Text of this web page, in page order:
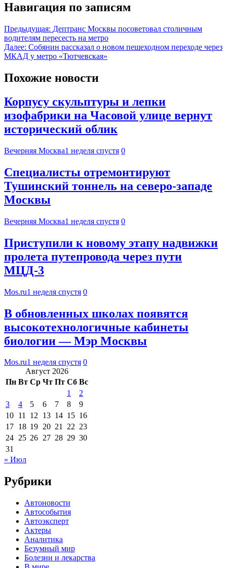
Навигация по записям
Предыдущая: Дептранс Москвы посоветовал столичным
водителям пересесть на метро
Далее: Собянин рассказал о новом пешеходном переходе через
МКАД у метро «Тютчевская»
Похожие новости
Корпусу скульптуры и лепки
изофабрики на Часовой улице вернут
исторический облик
Вечерняя Москва1 неделя спустя 0
Специалисты отремонтируют
Тушинский тоннель на северо-западе
Москвы
Вечерняя Москва1 неделя спустя 0
Приступили к новому этапу надвижки
пролета путепровода через пути
МЦД-3
Mos.ru1 неделя спустя 0
В обновленных школах появятся
высокотехнологичные кабинеты
биологии — Мэр Москвы
Mos.ru1 неделя спустя 0
Август 2026
Пн Вт Ср Чт Пт Сб Вс
1
2
3
4 5 6 7 8
9
10 11 12 13 14 15 16
17 18 19 20 21 22 23
24 25 26 27 28 29 30
31
« Июл
Рубрики
Автоновости
Автособытия
Автоэксперт
Актеры
Аналитика
Безумный мир
Болезни и лекарства